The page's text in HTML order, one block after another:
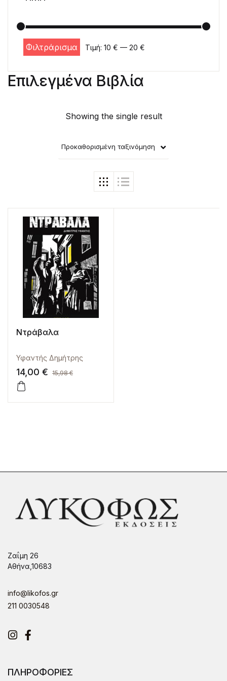
Επιλεγμένα Βιβλία
Showing the single result
Προκαθορισμένη ταξινόμηση
Ντράβαλα
Υφαντής Δημήτρης
14,00 € 15,98€
Ελάχιστη τιμή
Μέγιστη τιμή
Φιλτράρισμα Τιμή: 10 € — 20 €
Ζαΐμη 26
Αθήνα,10683
info@likofos.gr
211 0030548
Instagram
Facebook
ΠΛΗΡΟΦΟΡΙΕΣ